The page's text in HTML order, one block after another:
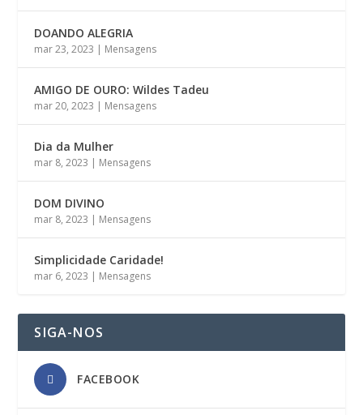
DOANDO ALEGRIA
mar 23, 2023 | Mensagens
AMIGO DE OURO: Wildes Tadeu
mar 20, 2023 | Mensagens
Dia da Mulher
mar 8, 2023 | Mensagens
DOM DIVINO
mar 8, 2023 | Mensagens
Simplicidade Caridade!
mar 6, 2023 | Mensagens
SIGA-NOS
FACEBOOK